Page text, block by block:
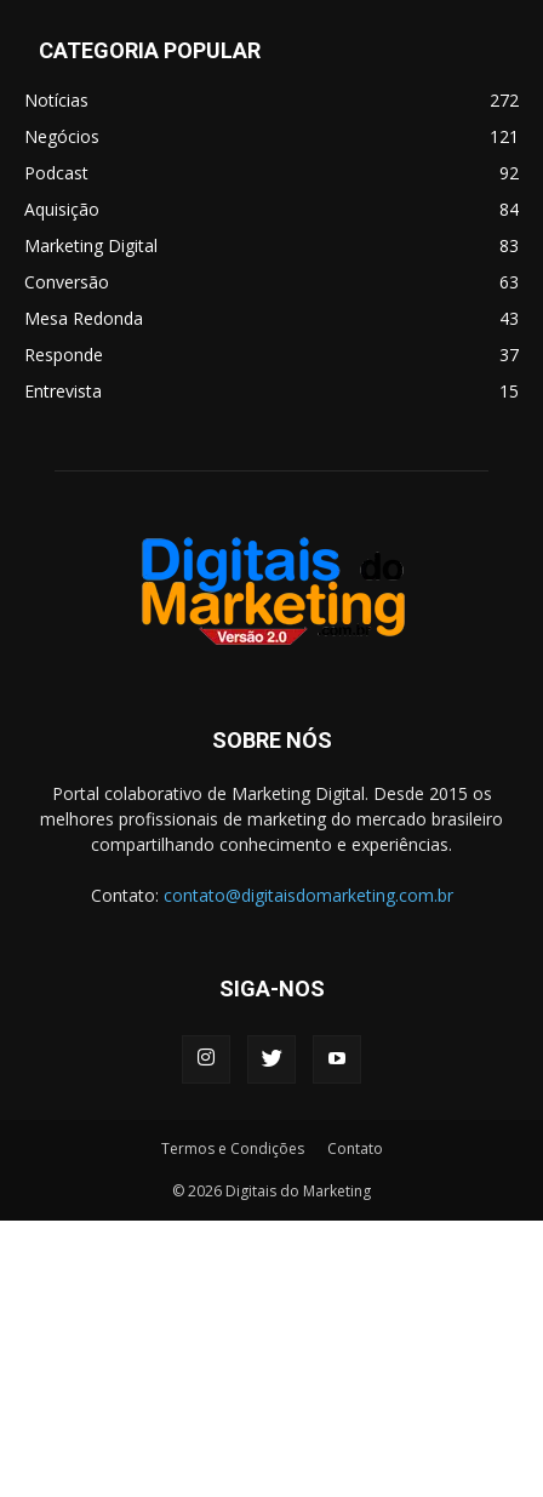
CATEGORIA POPULAR
Notícias
272
Negócios
121
Podcast
92
Aquisição
84
Marketing Digital
83
Conversão
63
Mesa Redonda
43
Responde
37
Entrevista
15
SOBRE NÓS
Portal colaborativo de Marketing Digital. Desde 2015 os
melhores profissionais de marketing do mercado brasileiro
compartilhando conhecimento e experiências.
Contato: contato@digitaisdomarketing.com.br
SIGA-NOS
Termos e Condições Contato
© 2026 Digitais do Marketing